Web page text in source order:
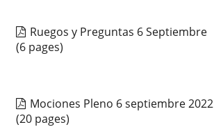
Ruegos y Preguntas 6 Septiembre
(6 pages)
Mociones Pleno 6 septiembre 2022
(20 pages)